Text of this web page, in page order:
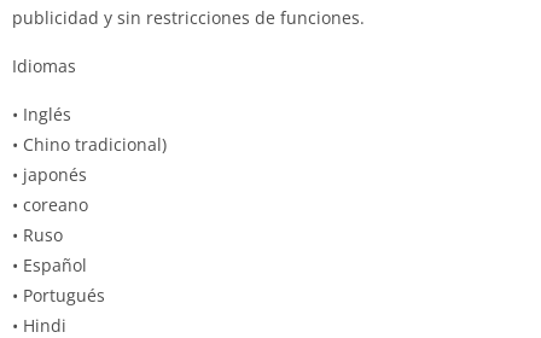
publicidad y sin restricciones de funciones.
Idiomas
• Inglés
• Chino tradicional)
• japonés
• coreano
• Ruso
• Español
• Portugués
• Hindi